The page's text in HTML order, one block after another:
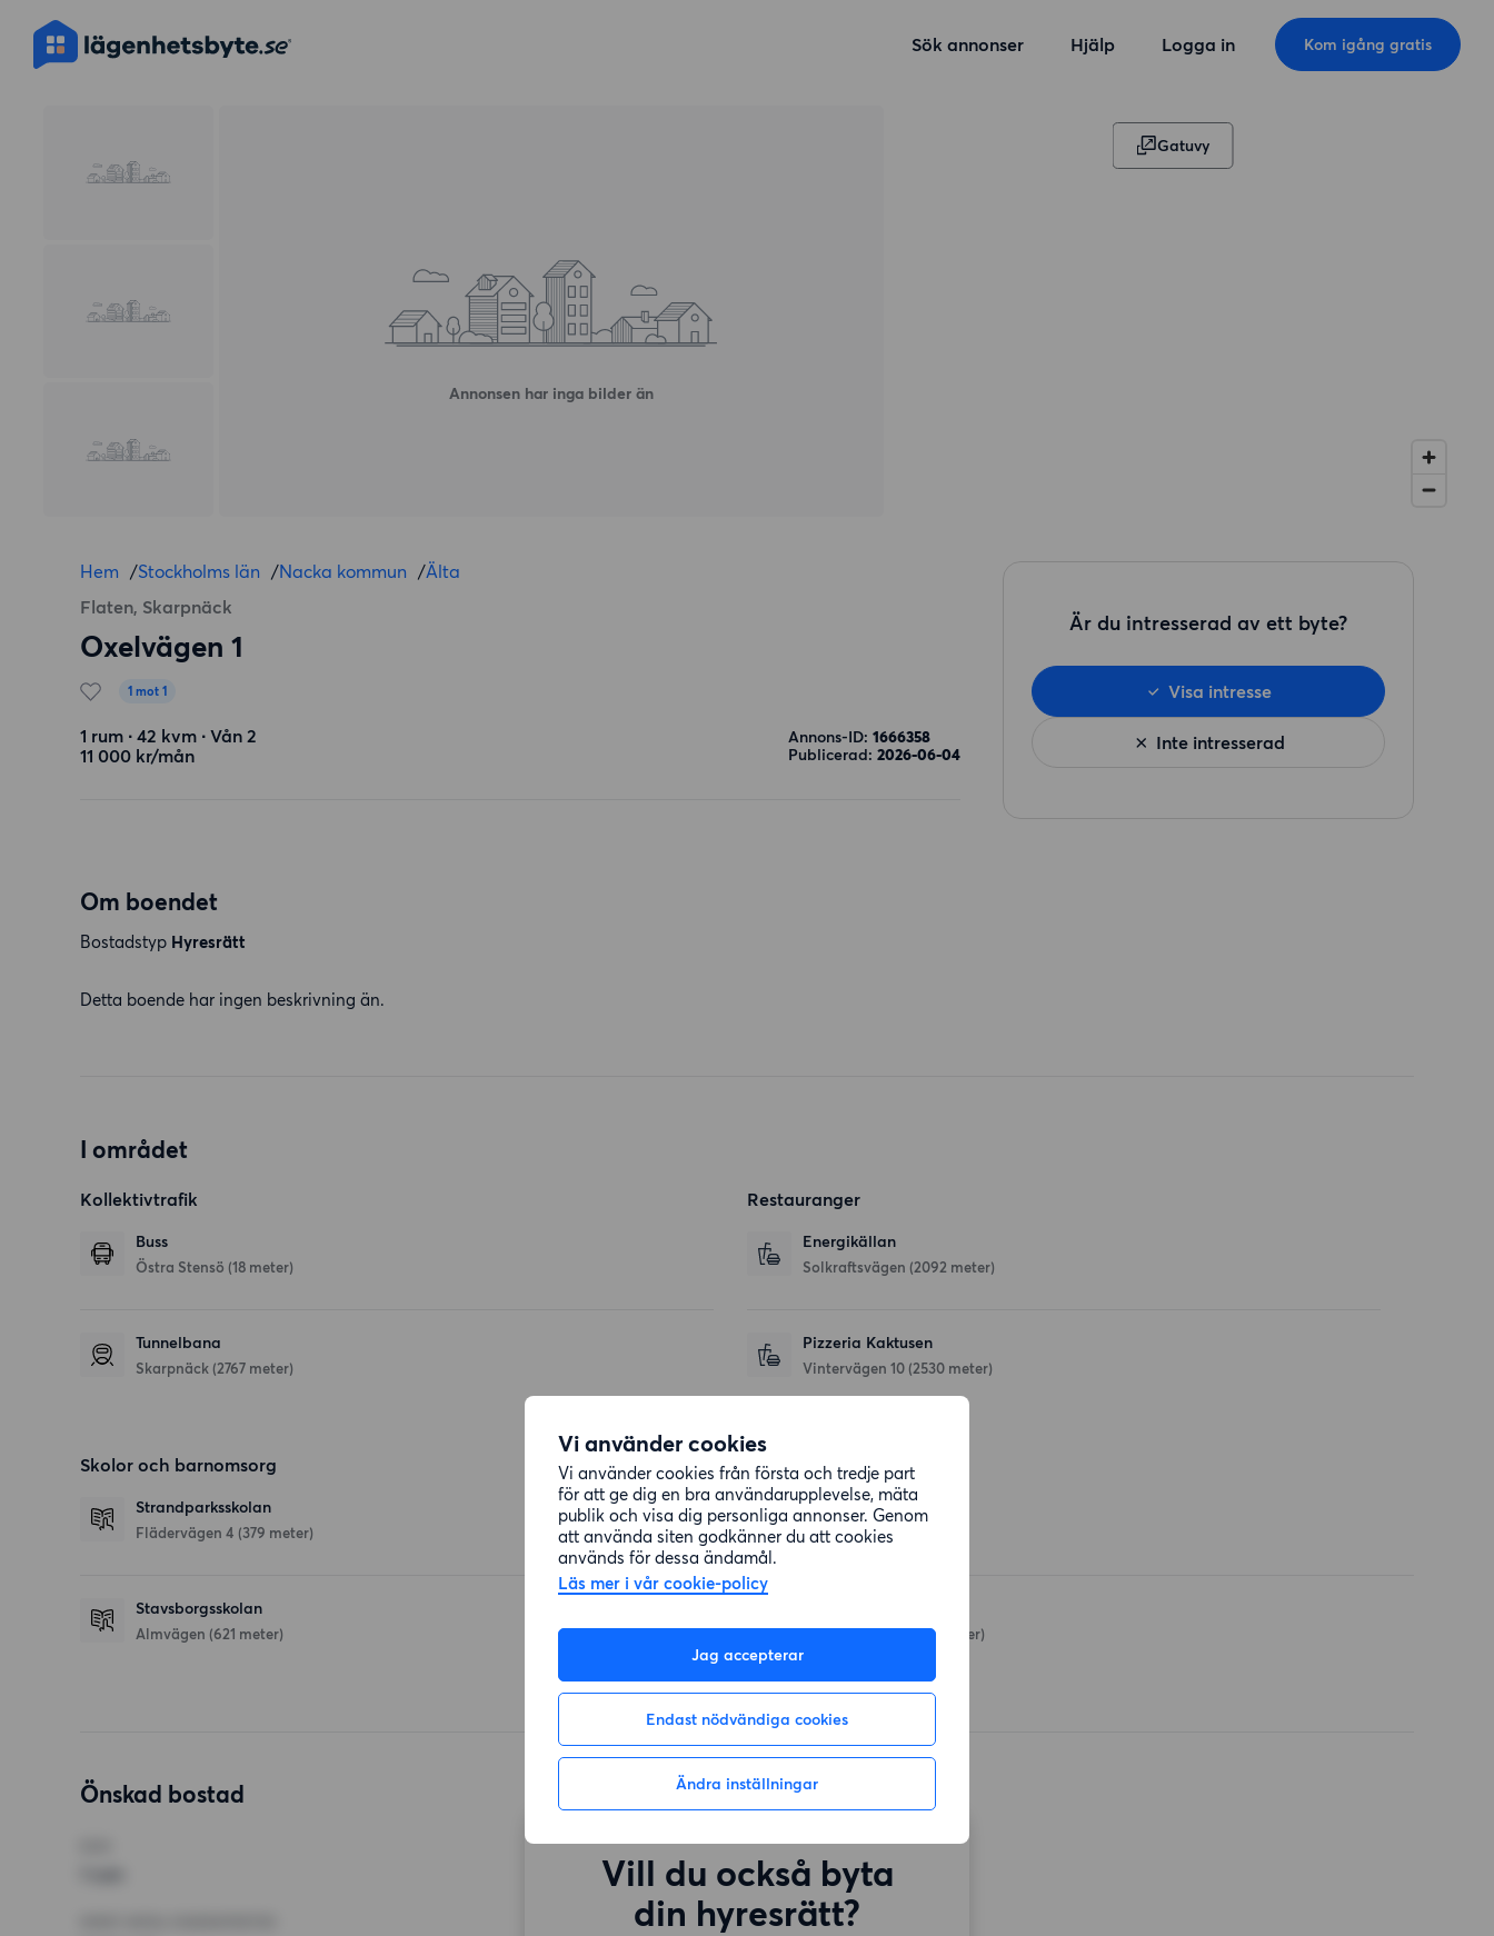
Vi använder cookies
Vi använder cookies från första och tredje part
för att ge dig en bra användarupplevelse, mäta
publik och visa dig personliga annonser. Genom
att använda siten godkänner du att cookies
används för dessa ändamål.
Läs mer i vår cookie-policy
Jag accepterar
Endast nödvändiga cookies
Ändra inställningar
Sök annonser Hjälp Logga in Kom igång gratis
Annonsen har inga bilder än
Gatuvy
Hem /Stockholms län /Nacka kommun /Älta
Flaten, Skarpnäck
Oxelvägen 1
1 mot 1
1 rum ∙ 42 kvm ∙ Vån 2
11 000 kr/mån
Annons-ID: 1666358
Publicerad: 2026-06-04
Om boendet
Bostadstyp Hyresrätt
Detta boende har ingen beskrivning än.
Är du intresserad av ett byte?
Inte intresserad
Visa intresse
I området
Kollektivtrafik
Buss
Östra Stensö (18 meter)
Tunnelbana
Skarpnäck (2767 meter)
Restauranger
Energikällan
Solkraftsvägen (2092 meter)
Pizzeria Kaktusen
Vintervägen 10 (2530 meter)
Skolor och barnomsorg
Strandparksskolan
Flädervägen 4 (379 meter)
Stavsborgsskolan
Almvägen (621 meter)
Affärer
ICA Nära Älta
undefined(324 meter)
Ältavägen 170(1042 meter)
Önskad bostad
Vill du också byta
din hyresrätt?